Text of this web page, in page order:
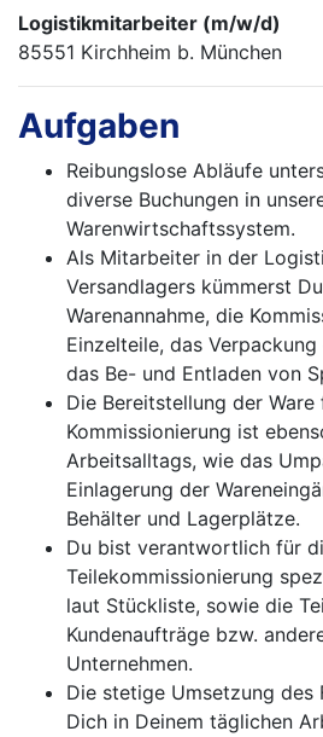
Logistikmitarbeiter (m/w/d)
85551 Kirchheim b. München
Aufgaben
Reibungslose Abläufe
diverse Buchungen in
Warenwirtschaftssystem.
Als Mitarbeiter in der
Versandlagers kümmerst
Warenannahme, die
Einzelteile, das
das Be- und Entladen von
Die Bereitstellung der Ware
Kommissionierung ist
Arbeitsalltags, wie das
Einlagerung der
Behälter und Lagerplätze.
Du bist verantwortlich für
Teilekommissionierung
laut Stückliste, sowie die
Kundenaufträge bzw.
Unternehmen.
Die stetige Umsetzung des
Dich in Deinem täglichen